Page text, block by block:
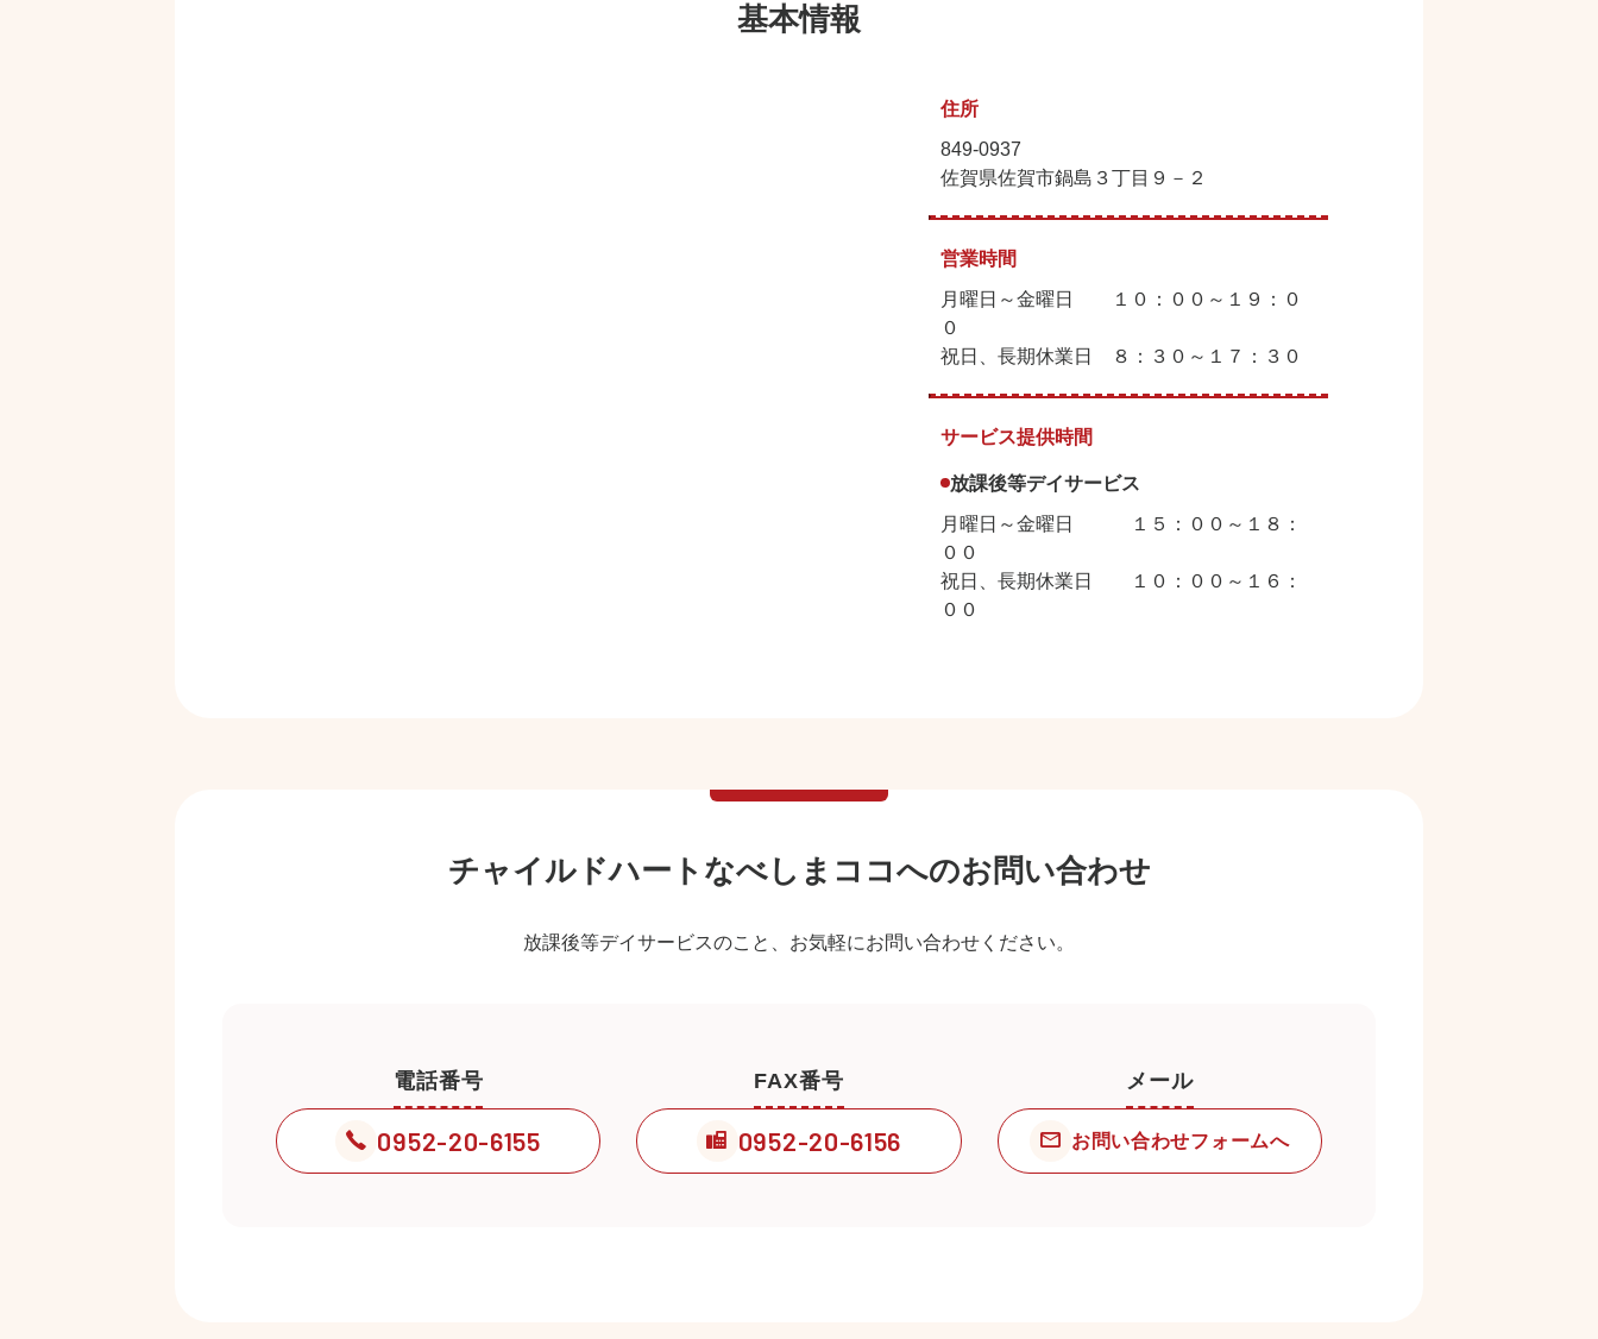
基本情報
住所
849-0937
佐賀県佐賀市鍋島３丁目９－２
営業時間
月曜日～金曜日 １０：００～１９：０
０
祝日、長期休業日 ８：３０～１７：３０
サービス提供時間
放課後等デイサービス
月曜日～金曜日 １５：００～１８：
００
祝日、長期休業日 １０：００～１６：
００
チャイルドハートなべしまココへのお問い合わせ
放課後等デイサービスのこと、お気軽にお問い合わせください。
電話番号
0952-20-6155
FAX番号
0952-20-6156
メール
お問い合わせフォームへ